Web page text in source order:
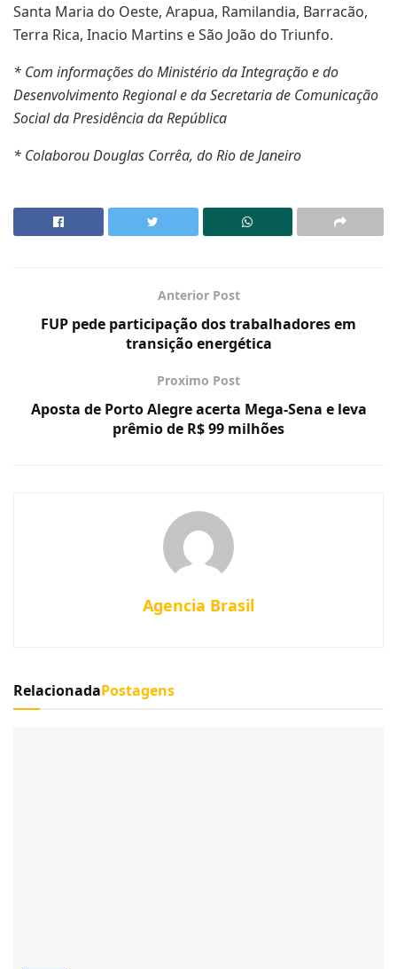
Santa Maria do Oeste, Arapua, Ramilandia, Barracão,
Terra Rica, Inacio Martins e São João do Triunfo.
* Com informações do Ministério da Integração e do
Desenvolvimento Regional e da Secretaria de Comunicação
Social da Presidência da República
* Colaborou Douglas Corrêa, do Rio de Janeiro
Anterior Post
FUP pede participação dos trabalhadores em
transição energética
Proximo Post
Aposta de Porto Alegre acerta Mega-Sena e leva
prêmio de R$ 99 milhões
Agencia Brasil
RelacionadaPostagens